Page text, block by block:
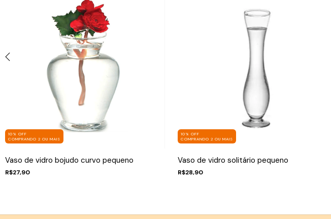
10% OFF
COMPRANDO 2 OU MAIS
Vaso de vidro bojudo curvo pequeno
R$27,90
10% OFF
COMPRANDO 2 OU MAIS
Vaso de vidro solitário pequeno
R$28,90